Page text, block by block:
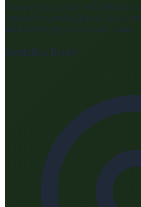
Firma geodezyjna z wieloletnim
pomiarów geodezyjnych dla
kubaturowego oraz innych branż.
Siedziba firmy